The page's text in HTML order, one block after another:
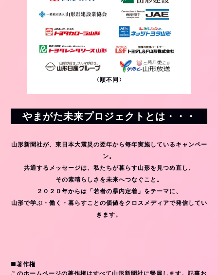
〈順不同〉
やまがた未来プロジェクトとは・・・
山形新聞社が、東日本大震災の翌年から毎年実施しているキャンペー
ン。
共通するメッセージは、私たちが暮らす山形を見つめ直し、
その素晴らしさを未来へつなぐこと。
２０２０年からは「若者の県内定着」をテーマに、
山形で学ぶ・働く・暮らすことの価値をクロスメディアで発信してい
きます。
■著作権
このホームページの著作権はすべて山形新聞社に帰属します。記事お